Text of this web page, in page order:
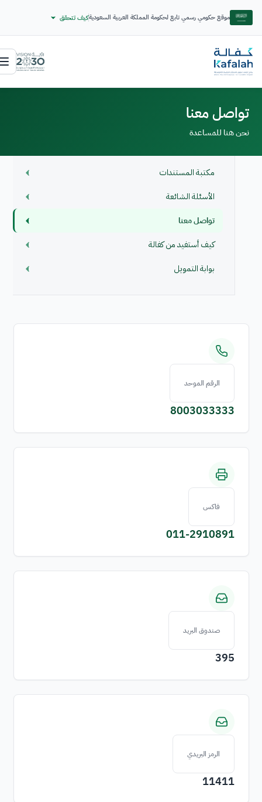
موقع حكومي رسمي تابع لحكومة المملكة العربية السعوديةكيف تتحقق
تواصل معنا
نحن هنا للمساعدة
مكتبة المستندات
الأسئلة الشائعة
تواصل معنا
كيف أستفيد من كفالة
بوابة التمويل
الرقم الموحد
8003033333
فاكس
011-2910891
صندوق البريد
395
الرمز البريدي
11411